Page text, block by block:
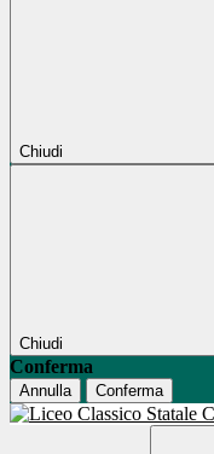
Chiudi
Chiudi
Conferma
Annulla Conferma